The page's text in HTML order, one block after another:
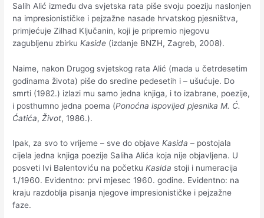
Salih Alić između dva svjetska rata piše svoju poeziju naslonjen
na impresionističke i pejzažne nasade hrvatskog pjesništva,
primjećuje Zilhad Ključanin, koji je pripremio njegovu
zagubljenu zbirkuKaside (izdanje BNZH, Zagreb, 2008).
Naime, nakon Drugog svjetskog rata Alić (mada u četrdesetim
godinama života) piše do sredine pedesetih i – ušućuje. Do
smrti (1982.) izlazi mu samo jedna knjiga, i to izabrane, poezije,
i posthumno jedna poema (Ponoćna ispovijed pjesnika M. Ć.
Ćatića,Život, 1986.).
Ipak, za svo to vrijeme – sve do objaveKasida – postojala
cijela jedna knjiga poezije Saliha Alića koja nije objavljena. U
posveti Ivi Balentoviću na početkuKasida stoji i numeracija
1./1960. Evidentno: prvi mjesec 1960. godine. Evidentno: na
kraju razdoblja pisanja njegove impresionističke i pejzažne
faze.